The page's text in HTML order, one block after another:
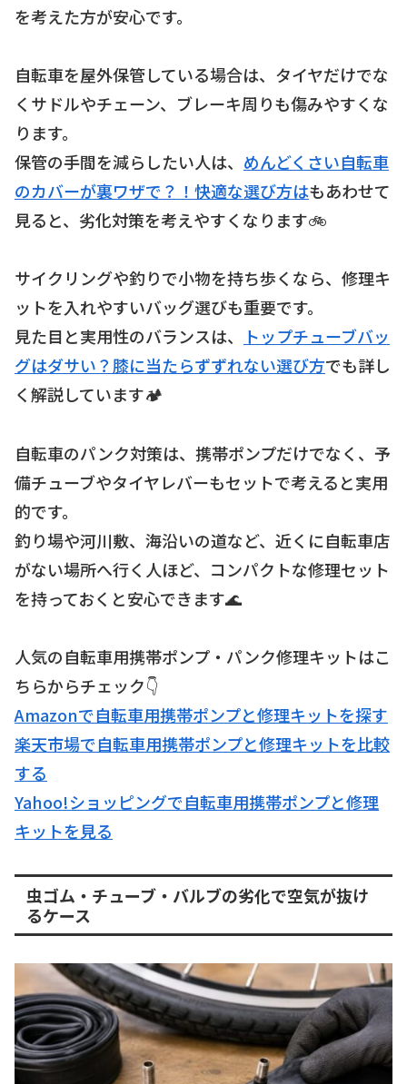
を考えた方が安心です。
自転車を屋外保管している場合は、タイヤだけでな
くサドルやチェーン、ブレーキ周りも傷みやすくな
ります。
保管の手間を減らしたい人は、 めんどくさい自転車
のカバーが裏ワザで？！快適な選び方はもあわせて
見ると、劣化対策を考えやすくなります🚲
サイクリングや釣りで小物を持ち歩くなら、修理キ
ットを入れやすいバッグ選びも重要です。
見た目と実用性のバランスは、
トップチューブバッ
グはダサい？膝に当たらずずれない選び方でも詳し
く解説しています🏕️
自転車のパンク対策は、携帯ポンプだけでなく、予
備チューブやタイヤレバーもセットで考えると実用
的です。
釣り場や河川敷、海沿いの道など、近くに自転車店
がない場所へ行く人ほど、コンパクトな修理セット
を持っておくと安心できます🌊
人気の自転車用携帯ポンプ・パンク修理キットはこ
ちらからチェック👇
Amazonで自転車用携帯ポンプと修理キットを探す
楽天市場で自転車用携帯ポンプと修理キットを比較
する
Yahoo!ショッピングで自転車用携帯ポンプと修理
キットを見る
虫ゴム・チューブ・バルブの劣化で空気が抜け
るケース